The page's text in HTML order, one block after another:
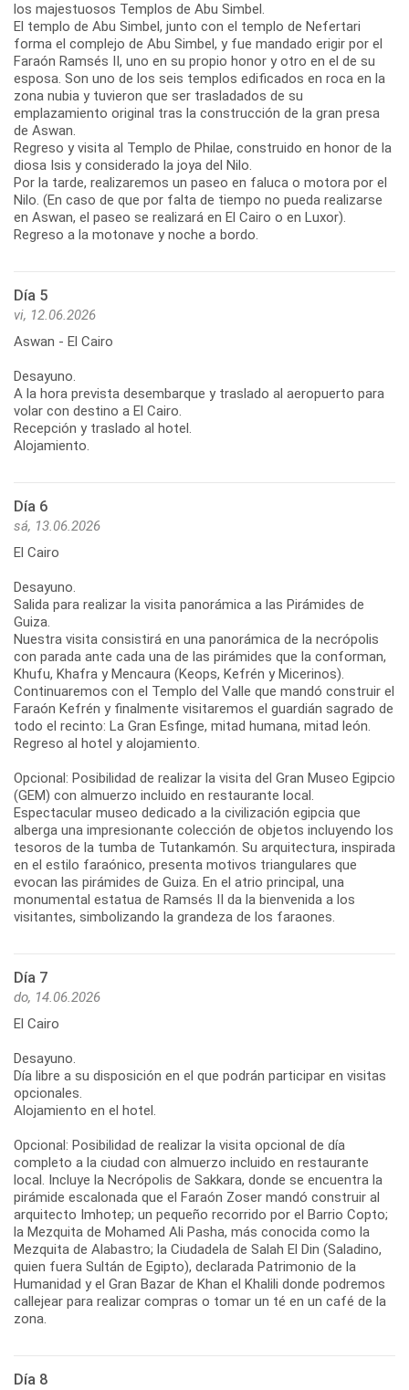
los majestuosos Templos de Abu Simbel.
El templo de Abu Simbel, junto con el templo de Nefertari
forma el complejo de Abu Simbel, y fue mandado erigir por el
Faraón Ramsés II, uno en su propio honor y otro en el de su
esposa. Son uno de los seis templos edificados en roca en la
zona nubia y tuvieron que ser trasladados de su
emplazamiento original tras la construcción de la gran presa
de Aswan.
Regreso y visita al Templo de Philae, construido en honor de la
diosa Isis y considerado la joya del Nilo.
Por la tarde, realizaremos un paseo en faluca o motora por el
Nilo. (En caso de que por falta de tiempo no pueda realizarse
en Aswan, el paseo se realizará en El Cairo o en Luxor).
Regreso a la motonave y noche a bordo.
Día 5
vi, 12.06.2026
Aswan - El Cairo
Desayuno.
A la hora prevista desembarque y traslado al aeropuerto para
volar con destino a El Cairo.
Recepción y traslado al hotel.
Alojamiento.
Día 6
sá, 13.06.2026
El Cairo
Desayuno.
Salida para realizar la visita panorámica a las Pirámides de
Guiza.
Nuestra visita consistirá en una panorámica de la necrópolis
con parada ante cada una de las pirámides que la conforman,
Khufu, Khafra y Mencaura (Keops, Kefrén y Micerinos).
Continuaremos con el Templo del Valle que mandó construir el
Faraón Kefrén y finalmente visitaremos el guardián sagrado de
todo el recinto: La Gran Esfinge, mitad humana, mitad león.
Regreso al hotel y alojamiento.
Opcional: Posibilidad de realizar la visita del Gran Museo Egipcio
(GEM) con almuerzo incluido en restaurante local.
Espectacular museo dedicado a la civilización egipcia que
alberga una impresionante colección de objetos incluyendo los
tesoros de la tumba de Tutankamón. Su arquitectura, inspirada
en el estilo faraónico, presenta motivos triangulares que
evocan las pirámides de Guiza. En el atrio principal, una
monumental estatua de Ramsés II da la bienvenida a los
Día 7
do, 14.06.2026
El Cairo
Desayuno.
Día libre a su disposición en el que podrán participar en visitas
opcionales.
Alojamiento en el hotel.
Opcional: Posibilidad de realizar la visita opcional de día
completo a la ciudad con almuerzo incluido en restaurante
local. Incluye la Necrópolis de Sakkara, donde se encuentra la
pirámide escalonada que el Faraón Zoser mandó construir al
arquitecto Imhotep; un pequeño recorrido por el Barrio Copto;
la Mezquita de Mohamed Ali Pasha, más conocida como la
Mezquita de Alabastro; la Ciudadela de Salah El Din (Saladino,
quien fuera Sultán de Egipto), declarada Patrimonio de la
Humanidad y el Gran Bazar de Khan el Khalili donde podremos
callejear para realizar compras o tomar un té en un café de la
zona.
Día 8